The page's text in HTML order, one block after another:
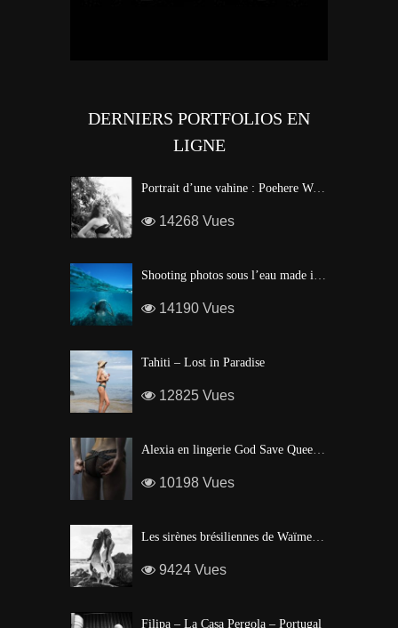
DERNIERS PORTFOLIOS EN
LIGNE
Portrait d’une vahine : Poehere Wilson, Miss Tahiti 2010
14268 Vues
Shooting photos sous l’eau made in Tahiti
14190 Vues
Tahiti – Lost in Paradise
12825 Vues
Alexia en lingerie God Save Queen | Brigade Mondaine – Paris
10198 Vues
Les sirènes brésiliennes de Waïmea Bay – Hawaï
9424 Vues
Filipa – La Casa Pergola – Portugal